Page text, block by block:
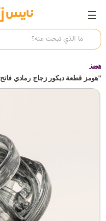
هومز
"هومز قطعة ديكور زجاج رمادي فاتح 15سم